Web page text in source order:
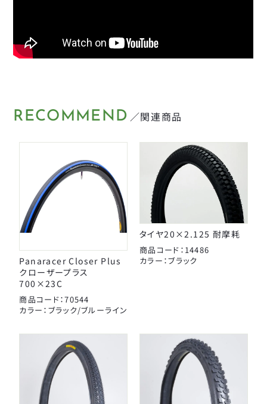
変速・外装
チューブ
タイヤチューブパーツ
ケミカル
パンク修理用品
ベル
ライト・反射板
カギ
昭和インダストリーズ
大久保製作所
日本反射器工業
宝商
CLOSE
RECOMMEND ／関連商品
Panaracer Closer Plus
クローザープラス
700×23C
商品コード：70544
カラー：ブラック/ブルーライン
タイヤ20×2.125 耐摩耗
商品コード：14486
カラー：ブラック